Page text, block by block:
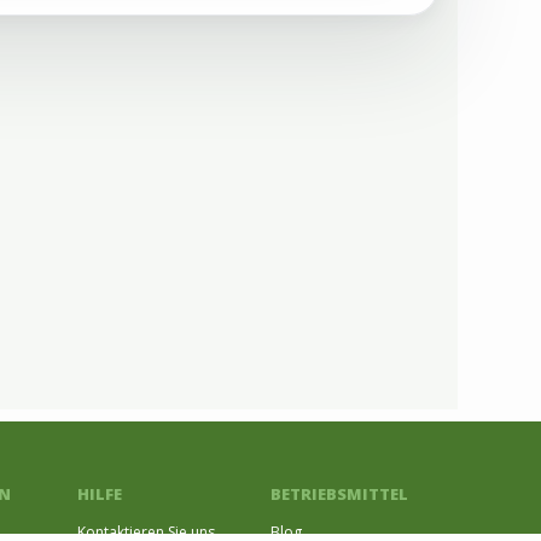
HILFE
Kontaktieren Sie uns
BETRIEBSMITTEL
Blog